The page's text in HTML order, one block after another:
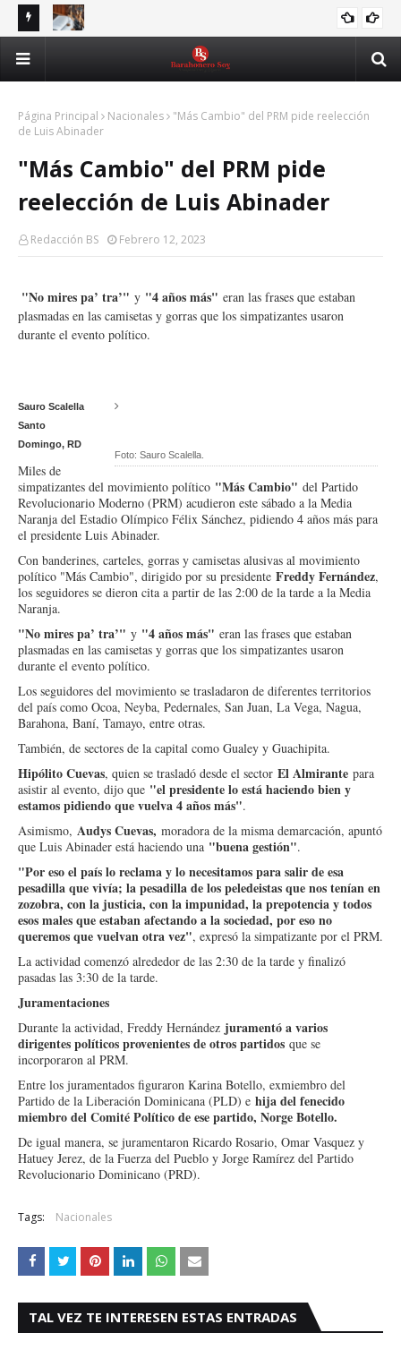
Nuevo Código Penal fortalece la protección de las mujeres,
niños y víctimas de violencia
Economía dominicana crece 6.4 % en junio y consolida
recuperación durante el primer semestre de 2026
Página Principal Nacionales
"Más Cambio" del PRM pide reelección
de Luis Abinader
"Más Cambio" del PRM pide
reelección de Luis Abinader
Redacción BS Febrero 12, 2023
"No mires pa’ tra’" y "4 años más" eran las frases que estaban
plasmadas en las camisetas y gorras que los simpatizantes usaron
durante el evento político.
Foto: Sauro Scalella.
Sauro Scalella
Santo
Domingo, RD
Miles de
simpatizantes del movimiento político "Más Cambio" del Partido
Revolucionario Moderno (PRM) acudieron este sábado a la Media
Naranja del Estadio Olímpico Félix Sánchez, pidiendo 4 años más para
el presidente Luis Abinader.
Con banderines, carteles, gorras y camisetas alusivas al movimiento
político "Más Cambio", dirigido por su presidente Freddy Fernández,
los seguidores se dieron cita a partir de las 2:00 de la tarde a la Media
Naranja.
"No mires pa’ tra’" y "4 años más" eran las frases que estaban
plasmadas en las camisetas y gorras que los simpatizantes usaron
durante el evento político.
Los seguidores del movimiento se trasladaron de diferentes territorios
del país como Ocoa, Neyba, Pedernales, San Juan, La Vega, Nagua,
Barahona, Baní, Tamayo, entre otras.
También, de sectores de la capital como Gualey y Guachipita.
Hipólito Cuevas, quien se trasladó desde el sector El Almirante para
asistir al evento, dijo que "el presidente lo está haciendo bien y
estamos pidiendo que vuelva 4 años más".
Asimismo, Audys Cuevas, moradora de la misma demarcación, apuntó
que Luis Abinader está haciendo una "buena gestión".
"Por eso el país lo reclama y lo necesitamos para salir de esa
pesadilla que vivía; la pesadilla de los peledeistas que nos tenían en
zozobra, con la justicia, con la impunidad, la prepotencia y todos
esos males que estaban afectando a la sociedad, por eso no
queremos que vuelvan otra vez", expresó la simpatizante por el PRM.
La actividad comenzó alrededor de las 2:30 de la tarde y finalizó
pasadas las 3:30 de la tarde.
Juramentaciones
Durante la actividad, Freddy Hernández juramentó a varios
dirigentes políticos provenientes de otros partidos que se
incorporaron al PRM.
Entre los juramentados figuraron Karina Botello, exmiembro del
Partido de la Liberación Dominicana (PLD) e hija del fenecido
miembro del Comité Político de ese partido, Norge Botello.
De igual manera, se juramentaron Ricardo Rosario, Omar Vasquez y
Hatuey Jerez, de la Fuerza del Pueblo y Jorge Ramírez del Partido
Revolucionario Dominicano (PRD).
Tags: Nacionales
TAL VEZ TE INTERESEN ESTAS ENTRADAS